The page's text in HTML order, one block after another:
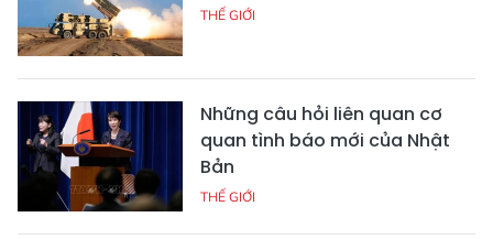
THẾ GIỚI
Những câu hỏi liên quan cơ
quan tình báo mới của Nhật
Bản
THẾ GIỚI